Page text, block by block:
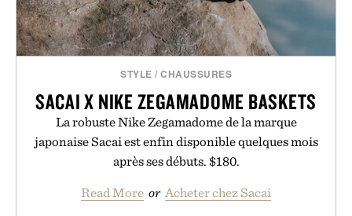
STYLE /CHAUSSURES
SACAI X NIKE ZEGAMADOME BASKETS
La robuste Nike Zegamadome de la marque
japonaise Sacai est enfin disponible quelques mois
après ses débuts. $180.
Read More or Acheter chez Sacai